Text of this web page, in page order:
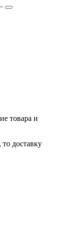
товара и
доставку